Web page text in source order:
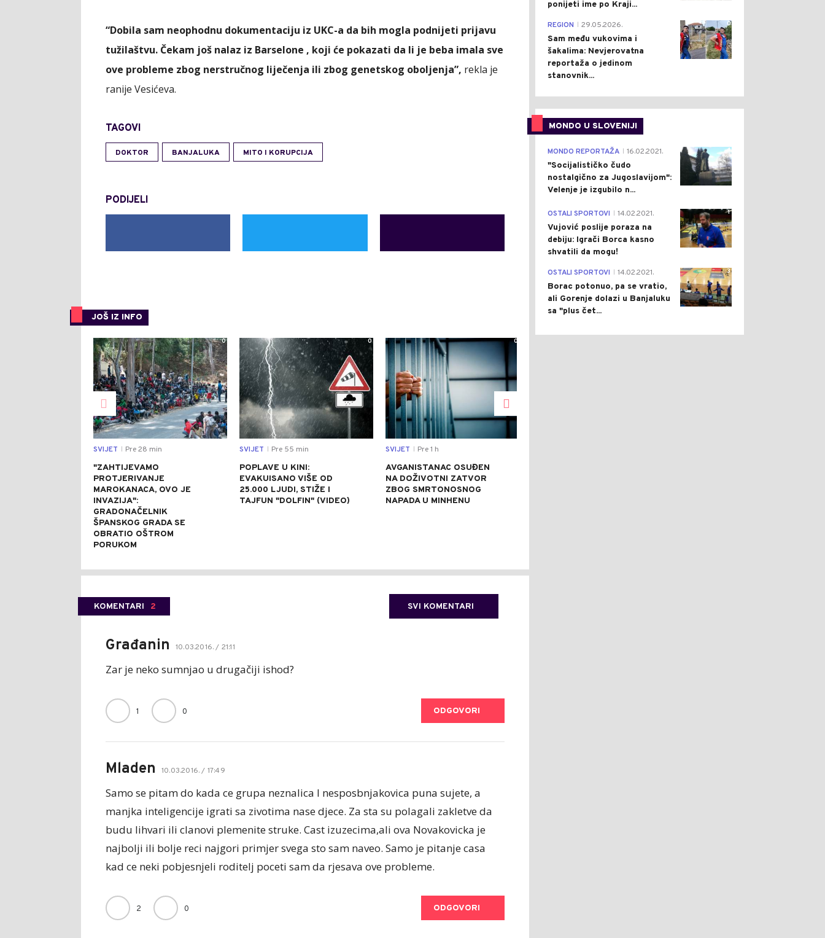
“Dobila sam neophodnu dokumentaciju iz UKC-a da bih mogla podnijeti prijavu
tužilaštvu. Čekam još nalaz iz Barselone , koji će pokazati da li je beba imala sve
ove probleme zbog nerstručnog liječenja ili zbog genetskog oboljenja”, rekla je
ranije Vesićeva.
TAGOVI
DOKTOR BANJALUKA MITO I KORUPCIJA
PODIJELI
JOŠ IZ INFO
0
SVIJET Pre 28 min
"ZAHTIJEVAMO
PROTJERIVANJE
MAROKANACA, OVO JE
INVAZIJA":
GRADONAČELNIK
ŠPANSKOG GRADA SE
OBRATIO OŠTROM
PORUKOM
0
SVIJET Pre 55 min
POPLAVE U KINI:
EVAKUISANO VIŠE OD
25.000 LJUDI, STIŽE I
TAJFUN "DOLFIN" (VIDEO)
0
SVIJET Pre 1 h
AVGANISTANAC OSUĐEN
NA DOŽIVOTNI ZATVOR
ZBOG SMRTONOSNOG
NAPADA U MINHENU
KOMENTARI 2 SVI KOMENTARI
Građanin 10.03.2016. / 21:11
Zar je neko sumnjao u drugačiji ishod?
1 0 ODGOVORI
Mladen 10.03.2016. / 17:49
Samo se pitam do kada ce grupa neznalica I nesposbnjakovica puna sujete, a
manjka inteligencije igrati sa zivotima nase djece. Za sta su polagali zakletve da
budu lihvari ili clanovi plemenite struke. Cast izuzecima,ali ova Novakovicka je
najbolji ili bolje reci najgori primjer svega sto sam naveo. Samo je pitanje casa
kad ce neki pobjesnjeli roditelj poceti sam da rjesava ove probleme.
2 0 ODGOVORI
ponijeti ime po Kraji...
0
REGION 29.05.2026.
Sam među vukovima i
šakalima: Nevjerovatna
reportaža o jedinom
stanovnik...
MONDO U SLOVENIJI
4
MONDO REPORTAŽA 16.02.2021.
"Socijalističko čudo
nostalgično za Jugoslavijom":
Velenje je izgubilo n...
1
OSTALI SPORTOVI 14.02.2021.
Vujović poslije poraza na
debiju: Igrači Borca kasno
shvatili da mogu!
3
OSTALI SPORTOVI 14.02.2021.
Borac potonuo, pa se vratio,
ali Gorenje dolazi u Banjaluku
sa "plus čet...